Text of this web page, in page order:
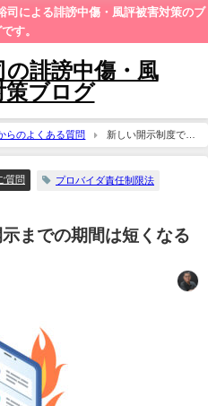
司による誹謗中傷・風評被害対策のブ
す。
の誹謗中傷・風
策ブログ
らのよくある質問
新しい開示制度で
か？
質問 プロバイダ責任制限法
までの期間は短くなる